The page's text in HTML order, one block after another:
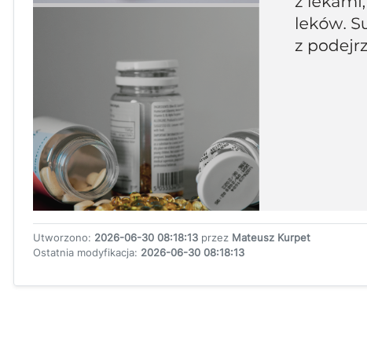
Utworzono: 2026-06-30 08:18:13 przez Mateusz Kurpet
Ostatnia modyfikacja: 2026-06-30 08:18:13